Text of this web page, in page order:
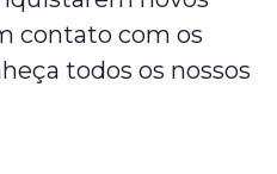
contato com os
todos os nossos